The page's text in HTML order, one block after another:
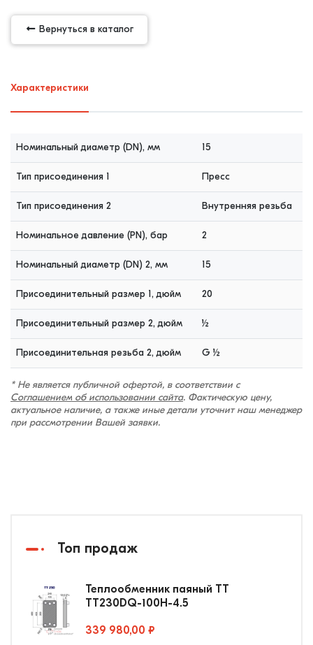
Вернуться в каталог
Характеристики
Номинальный диаметр (DN), мм 15
Тип присоединения 1 Пресс
Тип присоединения 2 Внутренняя резьба
Номинальное давление (PN), бар 2
Номинальный диаметр (DN) 2, мм 15
Присоединительный размер 1, дюйм 20
Присоединительный размер 2, дюйм ½
Присоединительная резьба 2, дюйм G ½
* Не является публичной офертой, в соответствии с
Соглашением об использовании сайта. Фактическую цену,
актуальное наличие, а также иные детали уточнит наш менеджер
при рассмотрении Вашей заявки.
Топ продаж
Теплообменник паяный ТТ
ТТ230DQ-100Н-4.5
339 980,00 ₽